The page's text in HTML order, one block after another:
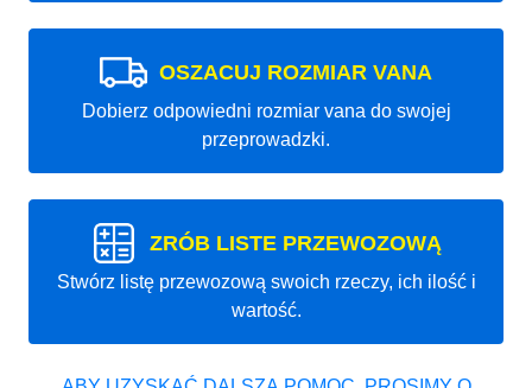
OSZACUJ ROZMIAR VANA
Dobierz odpowiedni rozmiar vana do swojej
przeprowadzki.
ZRÓB LISTE PRZEWOZOWĄ
Stwórz listę przewozową swoich rzeczy, ich ilość i
wartość.